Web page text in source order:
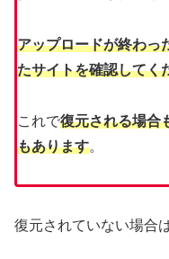
アップロードが終わっ
たサイトを確認してく
これで復元される場合
もあります。
復元されていない場合